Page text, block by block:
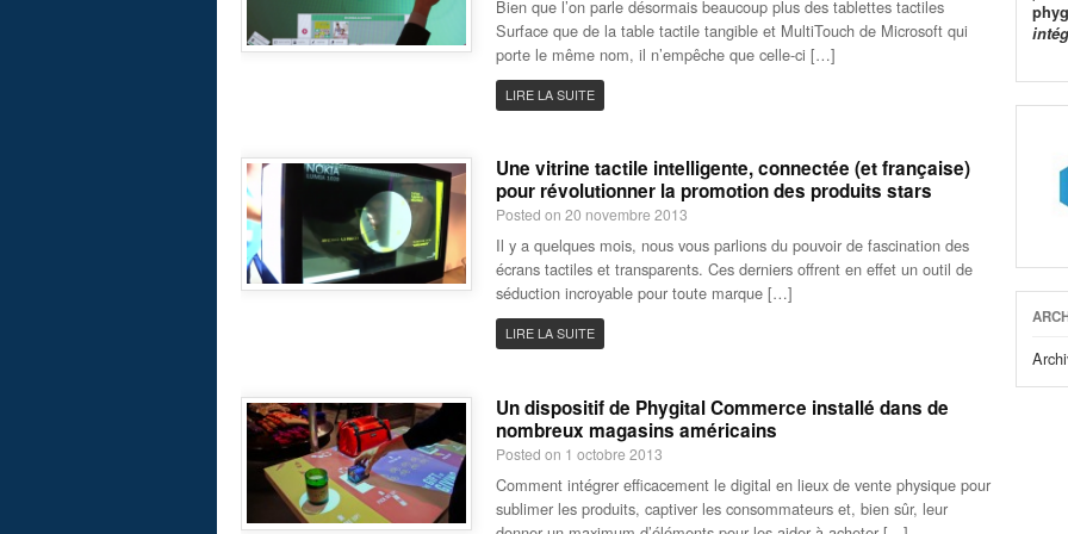
Bien que l’on parle désormais beaucoup plus des tablettes tactiles
Surface que de la table tactile tangible et MultiTouch de Microsoft qui
porte le même nom, il n’empêche que celle-ci […]
LIRE LA SUITE
Une vitrine tactile intelligente, connectée (et française)
pour révolutionner la promotion des produits stars
Posted on 20 novembre 2013
Il y a quelques mois, nous vous parlions du pouvoir de fascination des
écrans tactiles et transparents. Ces derniers offrent en effet un outil de
séduction incroyable pour toute marque […]
LIRE LA SUITE
Un dispositif de Phygital Commerce installé dans de
nombreux magasins américains
Posted on 1 octobre 2013
Comment intégrer efficacement le digital en lieux de vente physique pour
sublimer les produits, captiver les consommateurs et, bien sûr, leur